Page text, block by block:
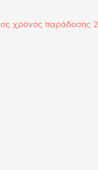
χρόνος παράδοσης 2